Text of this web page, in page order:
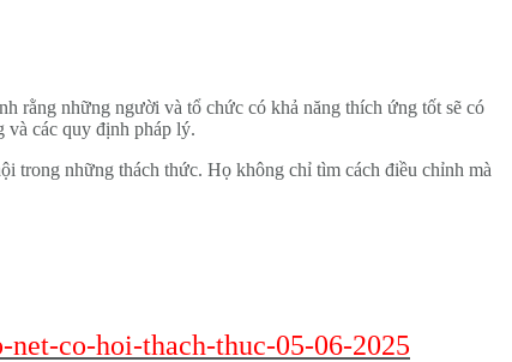
rằng những người và tổ chức có khả năng thích ứng tốt sẽ có
và các quy định pháp lý.
trong những thách thức. Họ không chỉ tìm cách điều chỉnh mà
co-hoi-thach-thuc-05-06-2025